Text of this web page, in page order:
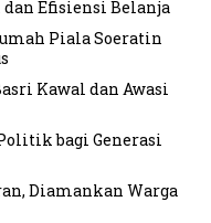
Efisiensi Belanja
Piala Soeratin
Kawal dan Awasi
bagi Generasi
Diamankan Warga